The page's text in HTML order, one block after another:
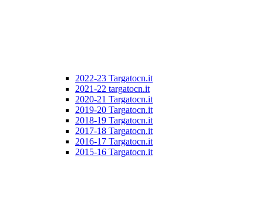
2022-23 Targatocn.it
2021-22 targatocn.it
2020-21 Targatocn.it
2019-20 Targatocn.it
2018-19 Targatocn.it
2017-18 Targatocn.it
2016-17 Targatocn.it
2015-16 Targatocn.it